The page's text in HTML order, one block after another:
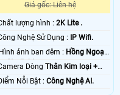
Giá gốc: Liên hệ
Chất lượng hình :2K Lite .
✳️ Công Nghệ Sử Dụng :
IP Wifi.
💥 Hình ảnh ban đêm : Hồng Ngoại
Starlight.
Camera DòngThân Kim loại +
️✨ Điểm Nỗi Bật :Công Nghệ AI.